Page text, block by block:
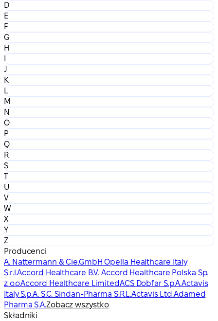
D
E
F
G
H
I
J
K
L
M
N
O
P
Q
R
S
T
U
V
W
X
Y
Z
Producenci
A. Nattermann & Cie.GmbH Opella Healthcare Italy
S.r.l.Accord Healthcare B.V. Accord Healthcare Polska Sp.
z o.o.Accord Healthcare LimitedACS Dobfar S.p.A.Actavis
Italy S.p.A. S.C. Sindan-Pharma S.R.L.Actavis Ltd.Adamed
Pharma S.A.Zobacz wszystko
Składniki